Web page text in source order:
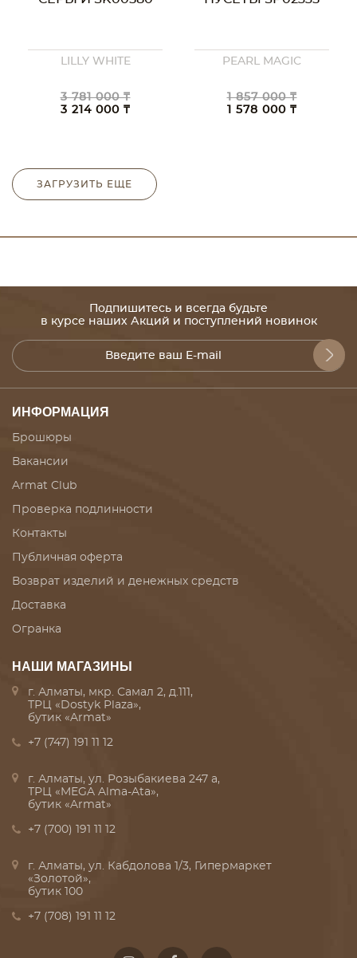
LILLY WHITE
3 781 000 ₸
3 214 000 ₸
PEARL MAGIC
1 857 000 ₸
1 578 000 ₸
ЗАГРУЗИТЬ ЕЩЕ
Подпишитесь и всегда будьте
в курсе наших Акций и поступлений новинок
ИНФОРМАЦИЯ
Брошюры
Вакансии
Armat Club
Проверка подлинности
Контакты
Публичная оферта
Возврат изделий и денежных средств
Доставка
Огранка
НАШИ МАГАЗИНЫ
г. Алматы, мкр. Самал 2, д.111,
ТРЦ «Dostyk Plaza»,
бутик «Armat»
+7 (747) 191 11 12
г. Алматы, ул. Розыбакиева 247 а,
ТРЦ «MEGA Alma-Ata»,
бутик «Armat»
+7 (700) 191 11 12
г. Алматы, ул. Кабдолова 1/3, Гипермаркет
«Золотой»,
бутик 100
+7 (708) 191 11 12